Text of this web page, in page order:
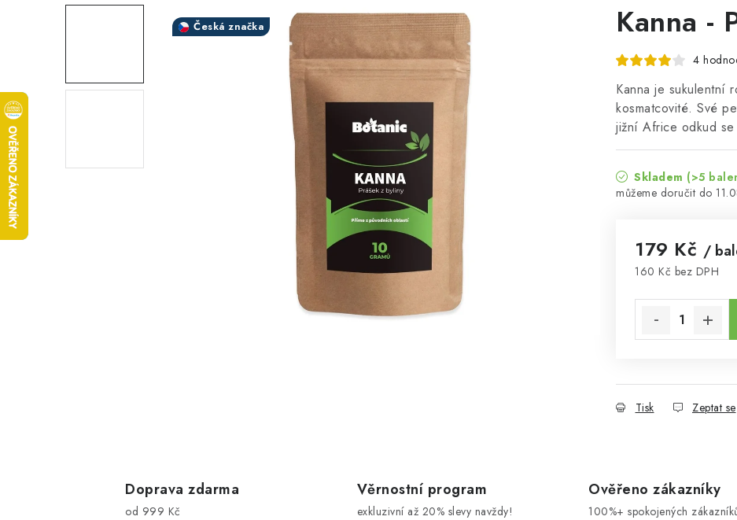
Kanna -
4
Kanna je sukulentní
kosmatcovité. Své
jižní Africe odkud
Skladem (>5
179 Kč /
160 Kč bez DPH
Tisk Zeptat se
Česká značka
Doprava zdarma
od 999 Kč
Věrnostní program
exkluzivní až 20% slevy navždy!
Ověřeno zákazníky
100%+ spokojených